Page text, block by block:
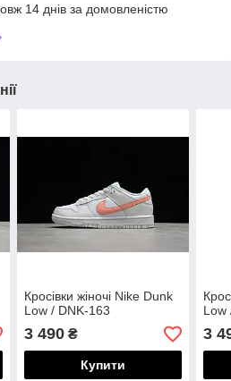
14 днів за домовленістю
Кросівки жіночі Nike Dunk
Low / DNK-163
3 490₴
Купити
Low
3